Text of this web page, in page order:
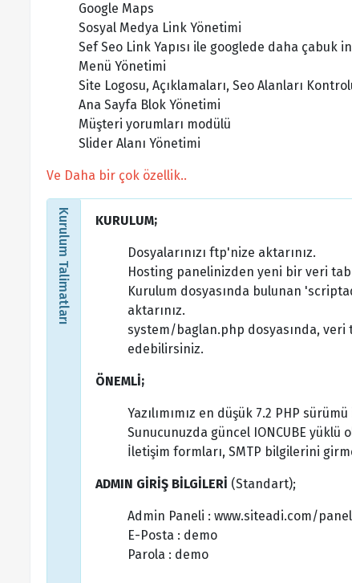
Google Maps
Sosyal Medya Link Yönetimi
Sef Seo Link Yapısı ile googlede daha çabuk
Menü Yönetimi
Site Logosu, Açıklamaları, Seo Alanları
Ana Sayfa Blok Yönetimi
Müşteri yorumları modülü
Slider Alanı Yönetimi
Ve Daha bir çok özellik..
Kurulum Talimatları KURULUM;
Dosyalarınızı ftp'nize aktarınız.
Hosting panelinizden yeni bir veri
Kurulum dosyasında bulunan
aktarınız.
system/baglan.php dosyasında,
edebilirsiniz.
ÖNEMLİ;
Yazılımımız en düşük 7.2 PHP
Sunucunuzda güncel IONCUBE yüklü
İletişim formları, SMTP bilgilerini
ADMIN GİRİŞ BİLGİLERİ (Standart);
Admin Paneli : www.siteadi.com/panel
E-Posta : demo
Parola : demo